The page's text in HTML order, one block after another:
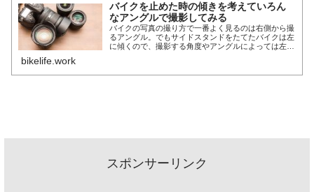
バイクを止めた時の傾きを考えていろん
なアングルで撮影してみる
バイクの写真の撮り方で一番よく見るのは右側から撮
るアングル。でもサイドスタンドをたてたバイクは左
に傾くので、撮影する角度やアングルによっては左か
bikelife.work
スポンサーリンク